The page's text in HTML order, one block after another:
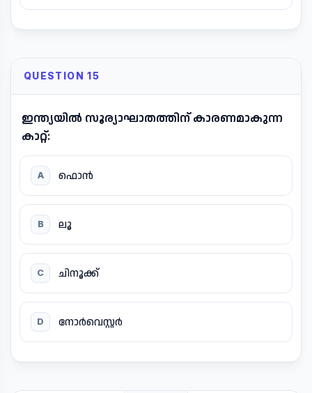
QUESTION 15
ഇന്ത്യയിൽ സൂര്യാഘാതത്തിന് കാരണമാകുന്ന
കാറ്റ്:
A ഫൊൻ
B ലൂ
C ചിനൂക്ക്
D നോർവെസ്റ്റർ